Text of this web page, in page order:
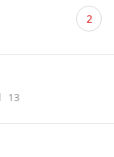
댓
글 2
조회수
13